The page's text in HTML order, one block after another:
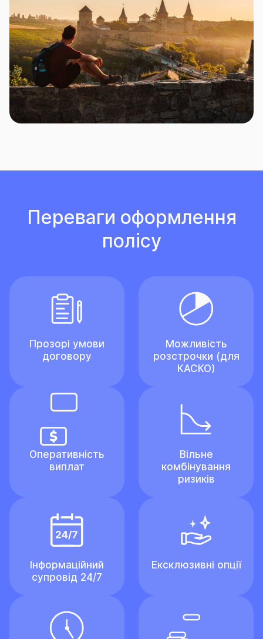
Переваги оформлення
полісу
Прозорі умови
договору
Можливість
розстрочки (для
КАСКО)
Оперативність
виплат
Вільне
комбінування
ризиків
Інформаційний
супровід 24/7
Ексклюзивні опції